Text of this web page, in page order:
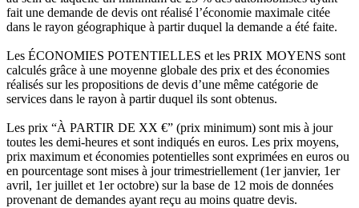
fait une demande de devis ont réalisé l’économie maximale citée
dans le rayon géographique à partir duquel la demande a été faite.
Les ÉCONOMIES POTENTIELLES et les PRIX MOYENS sont
calculés grâce à une moyenne globale des prix et des économies
réalisés sur les propositions de devis d’une même catégorie de
services dans le rayon à partir duquel ils sont obtenus.
Les prix “À PARTIR DE XX €” (prix minimum) sont mis à jour
toutes les demi-heures et sont indiqués en euros. Les prix moyens,
prix maximum et économies potentielles sont exprimées en euros ou
en pourcentage sont mises à jour trimestriellement (1er janvier, 1er
avril, 1er juillet et 1er octobre) sur la base de 12 mois de données
provenant de demandes ayant reçu au moins quatre devis.